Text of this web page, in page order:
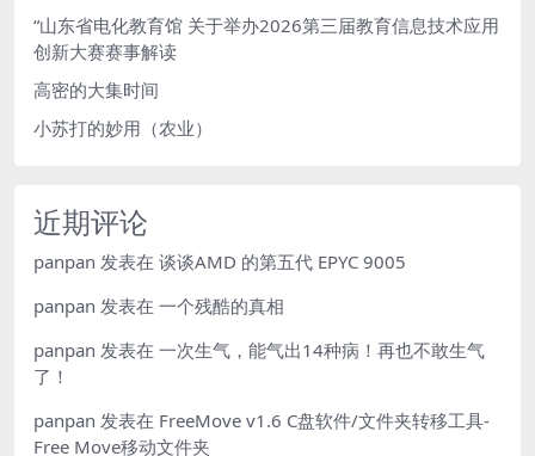
“山东省电化教育馆 关于举办2026第三届教育信息技术应用
创新大赛赛事解读
高密的大集时间
小苏打的妙用（农业）
近期评论
panpan 发表在 谈谈AMD 的第五代 EPYC 9005
panpan 发表在 一个残酷的真相
panpan 发表在 一次生气，能气出14种病！再也不敢生气
了！
panpan 发表在 FreeMove v1.6 C盘软件/文件夹转移工具-
Free Move移动文件夹